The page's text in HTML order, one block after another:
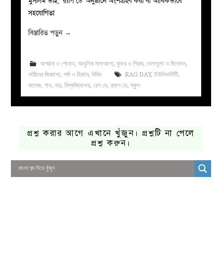
করুন
সহযোগিতা
বিস্তারিত পড়ুন →
অপরাধ ও গোনাহ, আধুনিক মাসআলা, কুফর ও শিরক, খেলাধুলা ও বিনোদন,
নারীদের জিজ্ঞাসা,পর্দা ও হিজাব,বিবিধ RAG DAY, ইউনিভার্সিটি,
কলেজ,গান,নাচ,বিশ্ববিদ্যালয়,রেগ ডে,র‌্যাগ ডে,স্কুল
প্রশ্ন করার আগে এখানে খুঁজুন। প্রশ্নটি না পেলে
প্রশ্ন করুন।